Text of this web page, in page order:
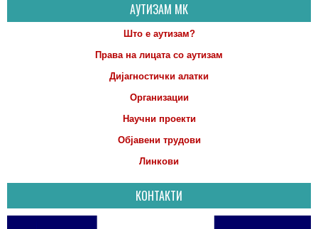
АУТИЗАМ МК
Што е аутизам?
Права на лицата со аутизам
Дијагностички алатки
Организации
Научни проекти
Објавени трудови
Линкови
КОНТАКТИ